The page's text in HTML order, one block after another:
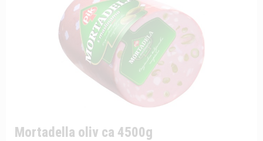
Mortadella oliv ca 4500g